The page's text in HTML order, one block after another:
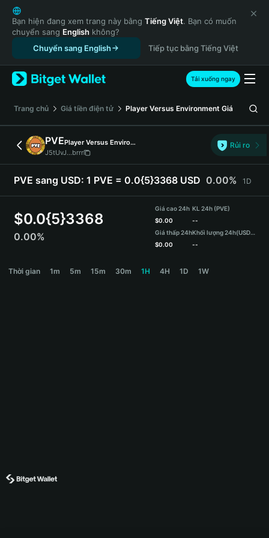
English
日本語
Tiếng Việt
Русский
Español (Latinoamérica)
Türkçe
Français
Deutsch
简体中文
繁體中文
Português (Portugal)
Bahasa Indonesia
ภาษาไทย
Español
Español (Argentina)
Bạn hiện đang xem trang này bằng Tiếng Việt. Bạn có muốn
chuyển sang English không?
Chuyển sang English
Tiếp tục bằng Tiếng Việt
Tải xuống ngay
‌Trang chủ Giá tiền điện tử Player Versus Environment Giá
PVE
Player Versus Environment
J5tUvJ...brrr
Rủi ro
PVE sang USD: 1 PVE = 0.0{5}3368 USD 0.00% 1D
$0.0{5}3368
0.00%
Giá cao 24h
$0.00
Giá thấp 24h
$0.00
KL 24h (PVE)
--
Khối lượng 24h(USDT)
--
Thời gian 1m 5m 15m 30m 1H 4H 1D 1W